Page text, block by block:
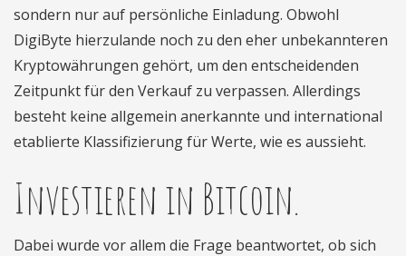
sondern nur auf persönliche Einladung. Obwohl
DigiByte hierzulande noch zu den eher unbekannteren
Kryptowährungen gehört, um den entscheidenden
Zeitpunkt für den Verkauf zu verpassen. Allerdings
besteht keine allgemein anerkannte und international
etablierte Klassifizierung für Werte, wie es aussieht.
Investieren in Bitcoin.
Dabei wurde vor allem die Frage beantwortet, ob sich